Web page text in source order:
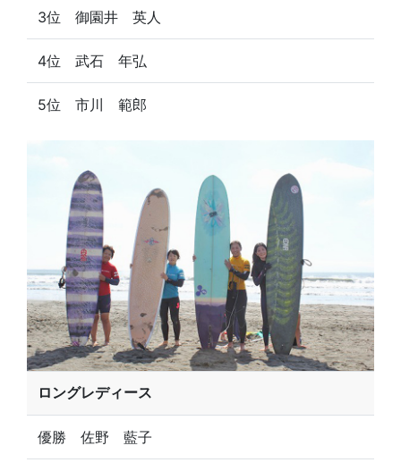
3位 御園井 英人
4位 武石 年弘
5位 市川 範郎
ロングレディース
優勝 佐野 藍子